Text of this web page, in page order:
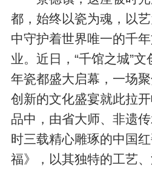
都，始终以瓷为魂，以
中守护着世界唯一的千
业。近日，“千馆之城”
年瓷都盛大启幕，一场
创新的文化盛宴就此拉
品中，由省大师、非遗
时三载精心雕琢的中国
福》，以其独特的工艺